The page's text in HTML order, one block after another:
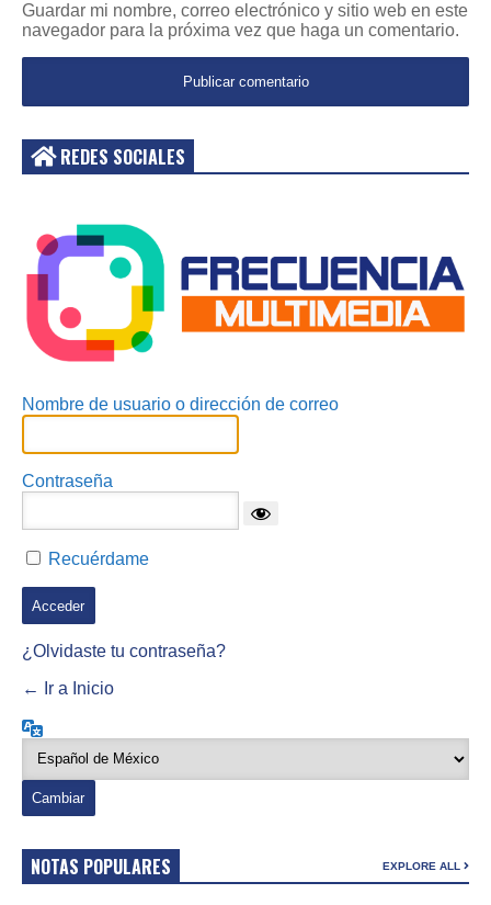
Guardar mi nombre, correo electrónico y sitio web en este
navegador para la próxima vez que haga un comentario.
REDES SOCIALES
Nombre de usuario o dirección de correo
Contraseña
Recuérdame
¿Olvidaste tu contraseña?
← Ir a Inicio
NOTAS POPULARES EXPLORE ALL